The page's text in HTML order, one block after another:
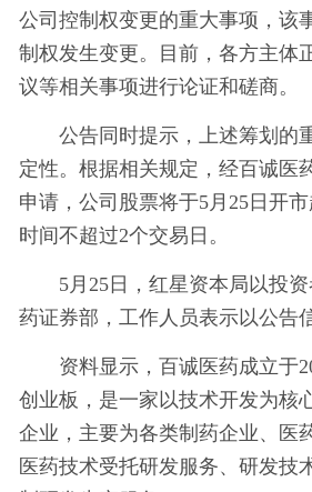
公司控制权变更的重大事项，该
制权发生变更。目前，各方主体
议等相关事项进行论证和磋商。
公告同时提示，上述筹划的
定性。根据相关规定，经百诚医
申请，公司股票将于5月25日开
时间不超过2个交易日。
5月25日，红星资本局以投
药证券部，工作人员表示以公告
资料显示，百诚医药成立于
创业板，是一家以技术开发为核
企业，主要为各类制药企业、医
医药技术受托研发服务、研发技